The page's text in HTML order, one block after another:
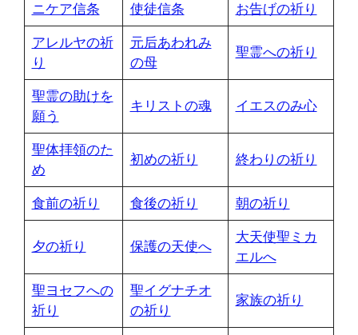
ニケア信条 使徒信条 お告げの祈り
アレルヤの祈
り
元后あわれみ
の母
聖霊への祈り
聖霊の助けを
願う
キリストの魂 イエスのみ心
聖体拝領のた
め
初めの祈り 終わりの祈り
食前の祈り 食後の祈り 朝の祈り
夕の祈り 保護の天使へ
大天使聖ミカ
エルへ
聖ヨセフへの
祈り
聖イグナチオ
の祈り
家族の祈り